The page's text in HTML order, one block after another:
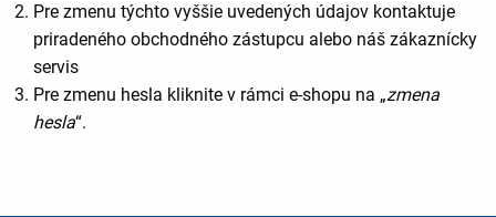
Pre zmenu týchto vyššie uvedených údajov kontaktuje
priradeného obchodného zástupcu alebo náš zákaznícky
servis
Pre zmenu hesla kliknite v rámci e-shopu na „zmena
hesla“.